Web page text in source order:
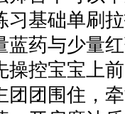
习基础单刷
蓝药与少量
操控宝宝上
团团围住，